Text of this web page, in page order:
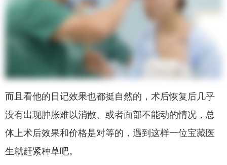
而且看他的日记效果也都挺自然的，术后恢复后几乎
没有出现肿胀难以消散、或者面部不能动的情况，总
体上术后效果和价格是对等的，遇到这样一位宝藏医
生就赶紧种草吧。